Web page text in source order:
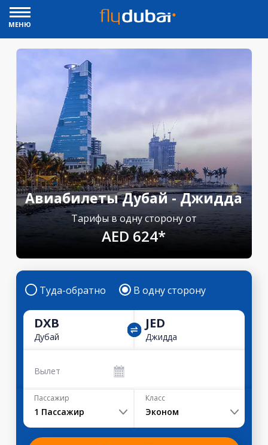
МЕНЮ
Авиабилеты Дубай - Джидда
Тарифы в одну сторону от
AED 624*
Туда-обратно В одну сторону
DXB
Дубай
JED
Джидда
Вылет
Пассажир
1 Пассажир
Класс
Эконом